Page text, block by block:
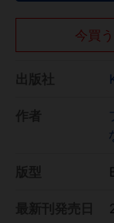
今買